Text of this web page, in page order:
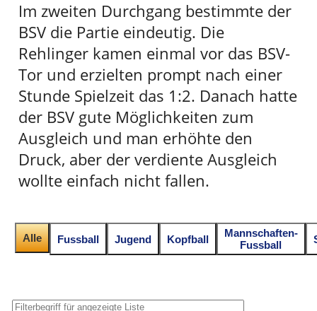
Im zweiten Durchgang bestimmte der
BSV die Partie eindeutig. Die
Rehlinger kamen einmal vor das BSV-
Tor und erzielten prompt nach einer
Stunde Spielzeit das 1:2. Danach hatte
der BSV gute Möglichkeiten zum
Ausgleich und man erhöhte den
Druck, aber der verdiente Ausgleich
wollte einfach nicht fallen.
Alle Fussball Jugend Kopfball
Mannschaften-
Fussball